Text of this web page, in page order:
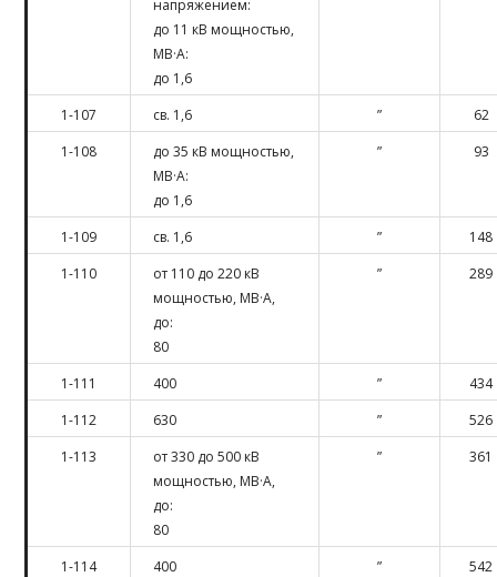
напряжением:
до 11 кВ мощностью,
МВ·А:
до 1,6
1-107
св. 1,6 ”
62
1-108
до 35 кВ мощностью,
МВ·А:
до 1,6
” 93
1-109 св. 1,6 ”
148
1-110
от 110 до 220 кВ
мощностью, МВ·А,
до:
80
” 289
1-111 400 ”
434
1-112
630 ”
526
1-113
от 330 до 500 кВ
мощностью, МВ·А,
до:
80
” 361
1-114 400 ”
542